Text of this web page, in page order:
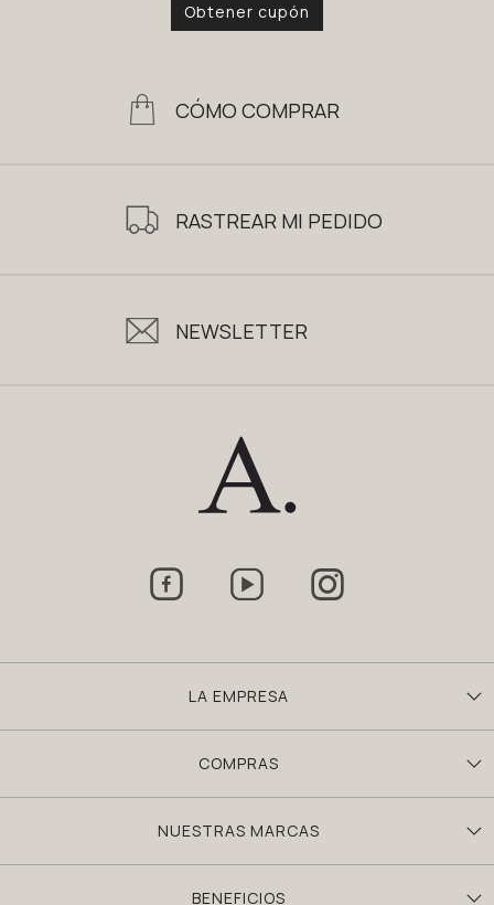
Obtener cupón
CÓMO COMPRAR
RASTREAR MI PEDIDO
NEWSLETTER
LA EMPRESA
COMPRAS
NUESTRAS MARCAS
BENEFICIOS
  